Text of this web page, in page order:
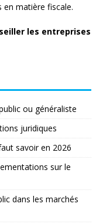
en matière fiscale.
les entreprises
ou généraliste
juridiques
savoir en 2026
sur le
dans les marchés